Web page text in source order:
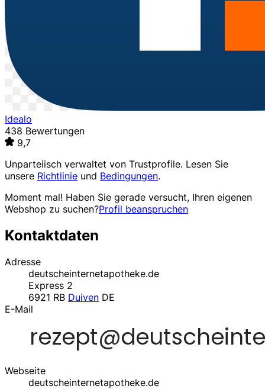
Idealo
438 Bewertungen
9,7
Unparteiisch verwaltet von Trustprofile. Lesen Sie
unsere Richtlinie und Bedingungen.
Moment mal! Haben Sie gerade versucht, Ihren eigenen
Webshop zu suchen?Profil beanspruchen
Kontaktdaten
Adresse
deutscheinternetapotheke.de
Express 2
6921 RB Duiven DE
E-Mail
Webseite
deutscheinternetapotheke.de